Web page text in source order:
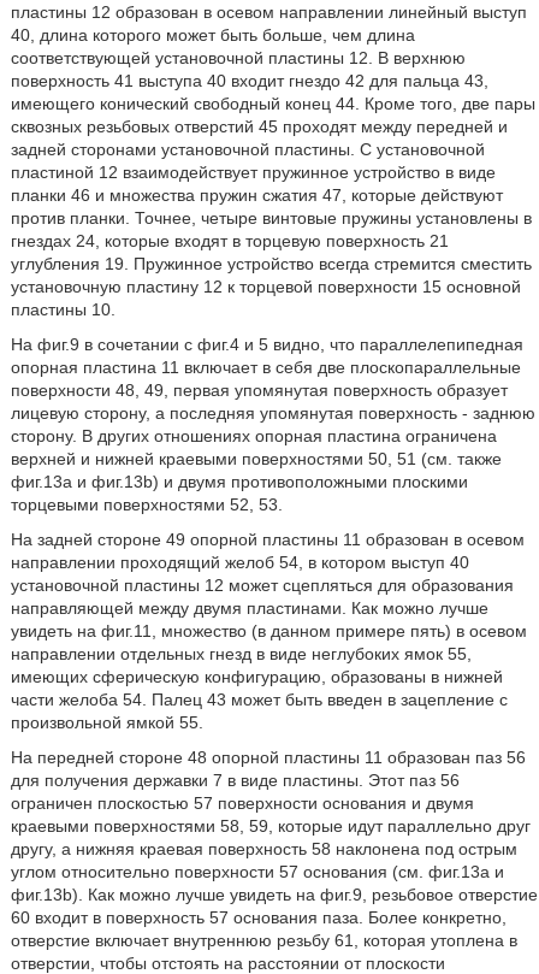
пластины 12 образован в осевом направлении линейный выступ
40, длина которого может быть больше, чем длина
соответствующей установочной пластины 12. В верхнюю
поверхность 41 выступа 40 входит гнездо 42 для пальца 43,
имеющего конический свободный конец 44. Кроме того, две пары
сквозных резьбовых отверстий 45 проходят между передней и
задней сторонами установочной пластины. С установочной
пластиной 12 взаимодействует пружинное устройство в виде
планки 46 и множества пружин сжатия 47, которые действуют
против планки. Точнее, четыре винтовые пружины установлены в
гнездах 24, которые входят в торцевую поверхность 21
углубления 19. Пружинное устройство всегда стремится сместить
установочную пластину 12 к торцевой поверхности 15 основной
пластины 10.
На фиг.9 в сочетании с фиг.4 и 5 видно, что параллелепипедная
опорная пластина 11 включает в себя две плоскопараллельные
поверхности 48, 49, первая упомянутая поверхность образует
лицевую сторону, а последняя упомянутая поверхность - заднюю
сторону. В других отношениях опорная пластина ограничена
верхней и нижней краевыми поверхностями 50, 51 (см. также
фиг.13а и фиг.13b) и двумя противоположными плоскими
торцевыми поверхностями 52, 53.
На задней стороне 49 опорной пластины 11 образован в осевом
направлении проходящий желоб 54, в котором выступ 40
установочной пластины 12 может сцепляться для образования
направляющей между двумя пластинами. Как можно лучше
увидеть на фиг.11, множество (в данном примере пять) в осевом
направлении отдельных гнезд в виде неглубоких ямок 55,
имеющих сферическую конфигурацию, образованы в нижней
части желоба 54. Палец 43 может быть введен в зацепление с
произвольной ямкой 55.
На передней стороне 48 опорной пластины 11 образован паз 56
для получения державки 7 в виде пластины. Этот паз 56
ограничен плоскостью 57 поверхности основания и двумя
краевыми поверхностями 58, 59, которые идут параллельно друг
другу, а нижняя краевая поверхность 58 наклонена под острым
углом относительно поверхности 57 основания (см. фиг.13а и
фиг.13b). Как можно лучше увидеть на фиг.9, резьбовое отверстие
60 входит в поверхность 57 основания паза. Более конкретно,
отверстие включает внутреннюю резьбу 61, которая утоплена в
отверстии, чтобы отстоять на расстоянии от плоскости